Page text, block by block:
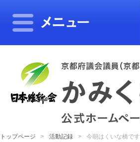
トップページ 活動記録 今朝はくいな橋です